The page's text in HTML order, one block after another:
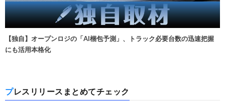
【独自】オープンロジの「AI梱包予測」、トラック必要台数の迅速把握
にも活用本格化
プレスリリースまとめてチェック